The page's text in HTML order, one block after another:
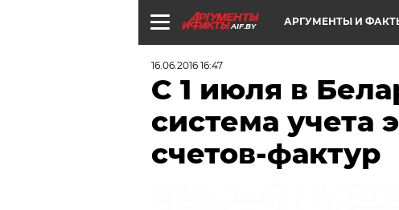
AIF.BY АРГУМЕНТЫ И
16.06.2016 16:47
С 1 июля в
система учета
счетов-фактур